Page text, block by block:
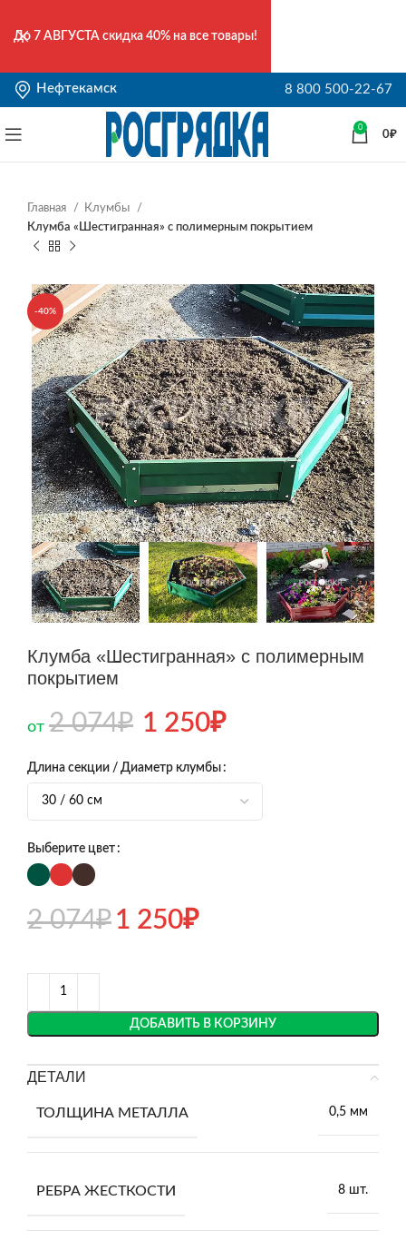
Нефтекамск 8 800 500-22-67
0
0₽
Главная
Клумбы
Клумба «Шестигранная» с полимерным покрытием
-40%
Клумба «Шестигранная» с полимерным
покрытием
от 2 074₽ 1 250₽
Длина секции / Диаметр клумбы
Выберите цвет
2 074₽ 1 250₽
ДОБАВИТЬ В КОРЗИНУ
ДЕТАЛИ
ТОЛЩИНА МЕТАЛЛА 0,5 мм
РЕБРА ЖЕСТКОСТИ 8 шт.
До 7 АВГУСТА скидка 40% на все товары!